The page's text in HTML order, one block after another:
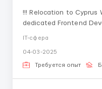
!!! Relocation to Cyprus We are seeking a
dedicated Frontend
company focused on
into engaging, pixel-
collaborate closely with
IT-сфера
04-03-2025
Требуется опыт